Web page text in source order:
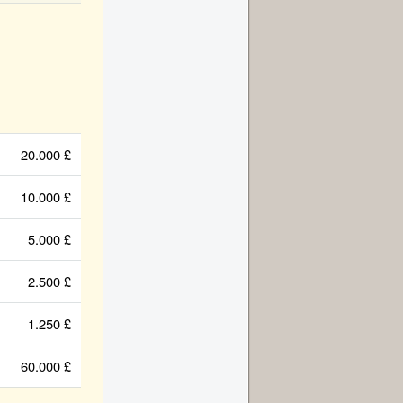
20.000 £
10.000 £
5.000 £
2.500 £
1.250 £
60.000 £